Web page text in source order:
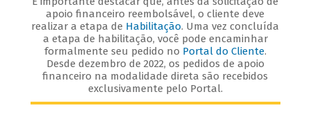
apoio financeiro reembolsável, o cliente deve
realizar a etapa de Habilitação. Uma vez concluída
a etapa de habilitação, você pode encaminhar
formalmente seu pedido no Portal do Cliente.
Desde dezembro de 2022, os pedidos de apoio
financeiro na modalidade direta são recebidos
exclusivamente pelo Portal.